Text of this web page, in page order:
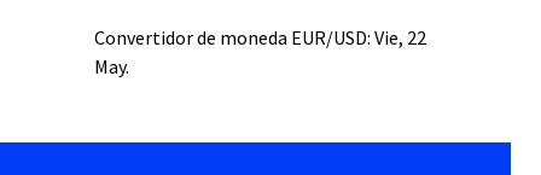
Convertidor de moneda EUR/USD: Vie, 22
May.